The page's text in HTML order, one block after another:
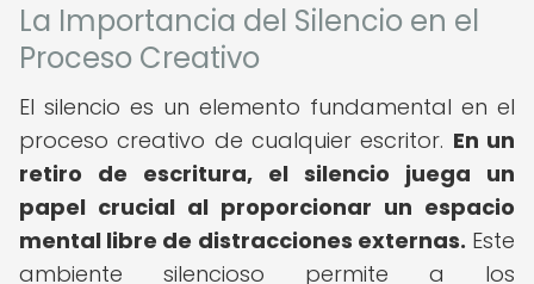
La Importancia del Silencio en el
Proceso Creativo
El silencio es un elemento fundamental en el
proceso creativo de cualquier escritor. En un
retiro de escritura, el silencio juega un
papel crucial al proporcionar un espacio
mental libre de distracciones externas. Este
ambiente silencioso permite a los